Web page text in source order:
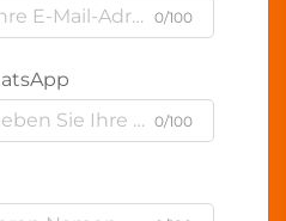
0/100
0/100